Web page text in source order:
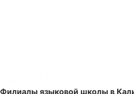
Филиалы языковой школы в